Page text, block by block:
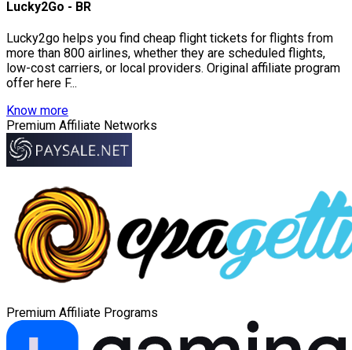
Lucky2Go - BR
Lucky2go helps you find cheap flight tickets for flights from
more than 800 airlines, whether they are scheduled flights,
low-cost carriers, or local providers. Original affiliate program
offer here F...
Know more
Premium Affiliate Networks
Premium Affiliate Programs